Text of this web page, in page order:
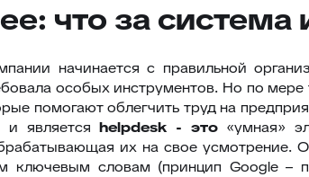
что за
начинается с правильной
особых инструментов. Но по
помогают облегчить труд на
и являетсяhelpdesk - это«умная»
их на свое усмотрение.
ключевым словам (принцип Google –